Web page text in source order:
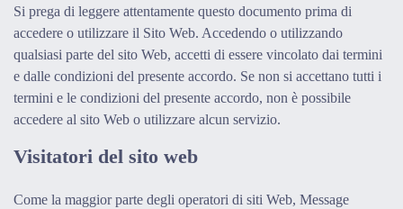
Si prega di leggere attentamente questo documento prima di
accedere o utilizzare il Sito Web. Accedendo o utilizzando
qualsiasi parte del sito Web, accetti di essere vincolato dai termini
e dalle condizioni del presente accordo. Se non si accettano tutti i
termini e le condizioni del presente accordo, non è possibile
accedere al sito Web o utilizzare alcun servizio.
Visitatori del sito web
Come la maggior parte degli operatori di siti Web, Message